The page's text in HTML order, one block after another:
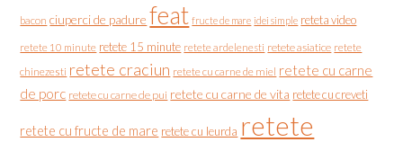
bacon ciuperci de padure feat fructe de mare idei simple reteta video
retete 10 minute retete 15 minute retete ardelenesti retete asiatice retete
chinezesti retete craciun retete cu carne de miel retete cu carne
de porc retete cu carne de pui retete cu carne de vita retete cu creveti
retete cu fructe de mare retete cu leurda retete